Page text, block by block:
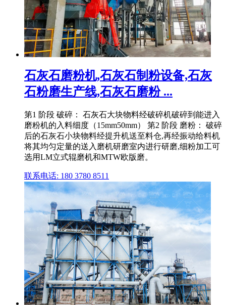
石灰石磨粉机,石灰石制粉设备,石灰
石粉磨生产线,石灰石磨粉 ...
第1 阶段 破碎： 石灰石大块物料经破碎机破碎到能进入
磨粉机的入料细度（15mm50mm） 第2 阶段 磨粉： 破碎
后的石灰石小块物料经提升机送至料仓,再经振动给料机
将其均匀定量的送入磨机研磨室内进行研磨,细粉加工可
选用LM立式辊磨机和MTW欧版磨。
联系电话: 180 3780 8511